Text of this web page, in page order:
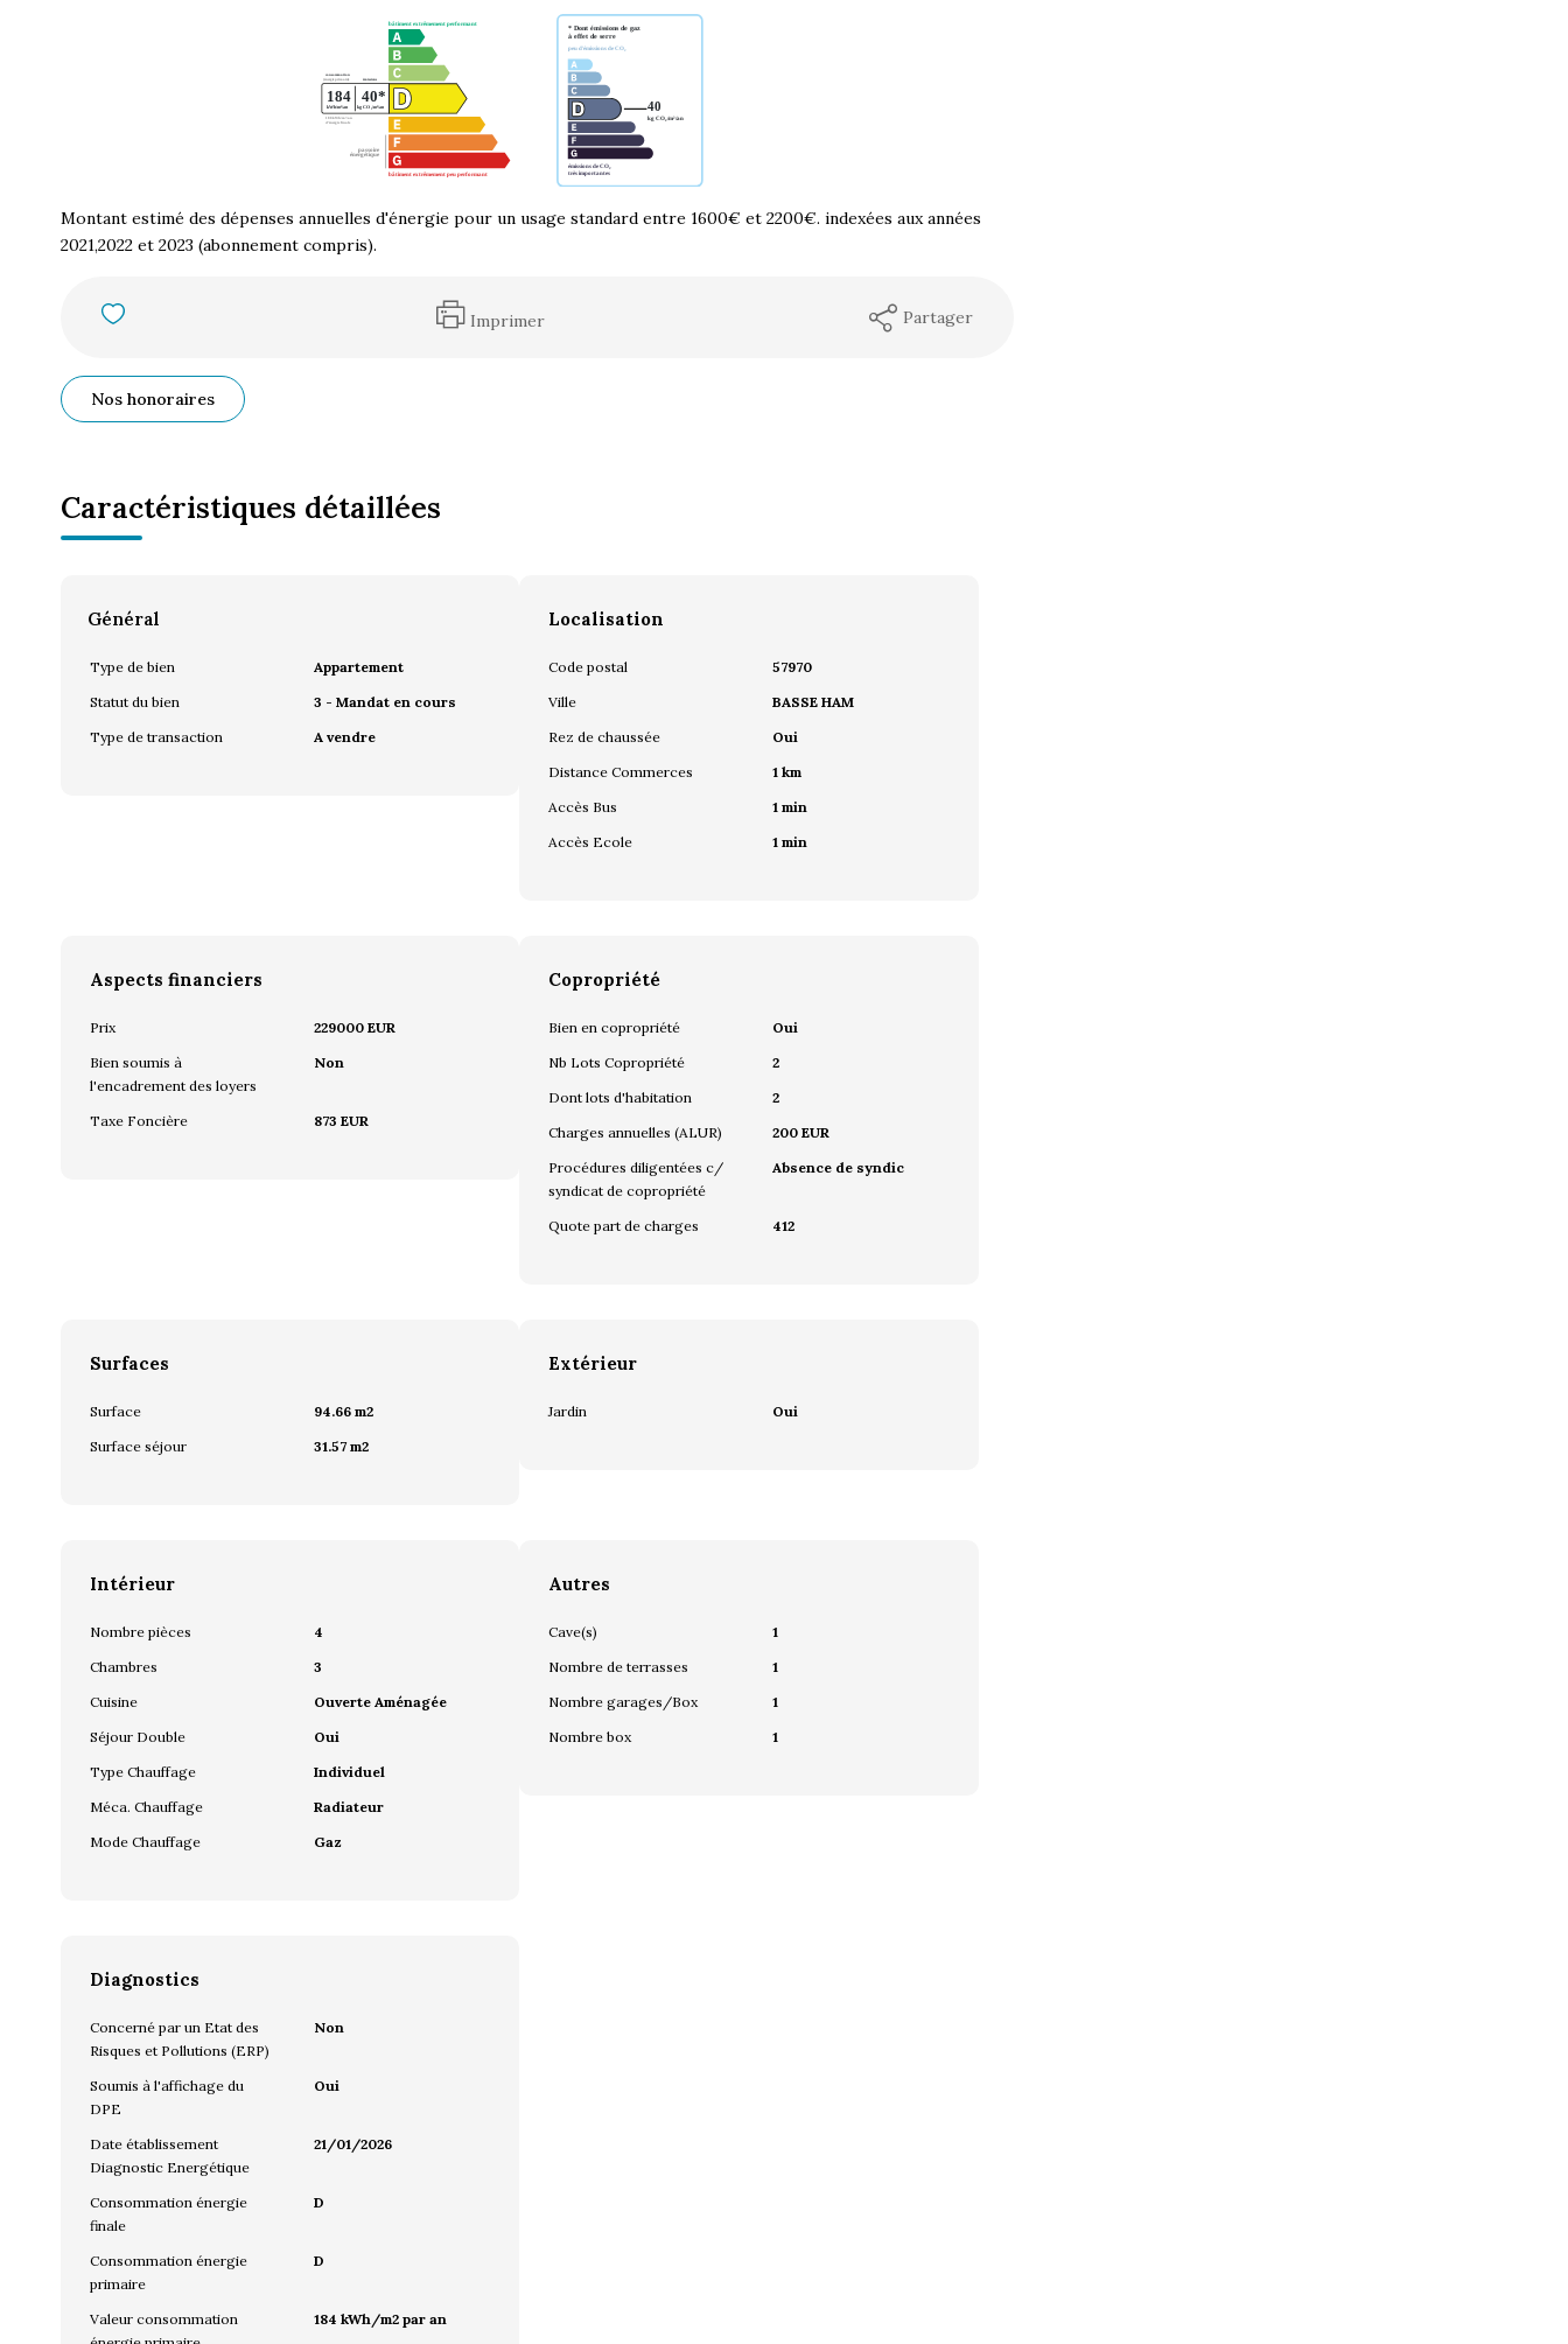
Montant estimé des dépenses annuelles d'énergie pour un usage standard entre 1600€ et 2200€. indexées aux années
2021,2022 et 2023 (abonnement compris).
Imprimer Partager
Nos honoraires
Caractéristiques détaillées
Général
Type de bien
Appartement
Statut du bien
3 - Mandat en cours
Type de transaction
A vendre
Localisation
Code postal
57970
Ville
BASSE HAM
Rez de chaussée
Oui
Distance Commerces
1 km
Accès Bus
1 min
Accès Ecole
1 min
Aspects financiers
Prix
229000 EUR
Bien soumis à
l'encadrement des loyers
Non
Taxe Foncière 873 EUR
Copropriété
Bien en copropriété
Oui
Nb Lots Copropriété
2
Dont lots d'habitation
2
Charges annuelles (ALUR)
200 EUR
Procédures diligentées c/
syndicat de copropriété
Absence de syndic
Quote part de charges 412
Surfaces
Surface
94.66 m2
Surface séjour
31.57 m2
Extérieur
Jardin Oui
Intérieur
Nombre pièces
4
Chambres
3
Cuisine
Ouverte Aménagée
Séjour Double
Oui
Type Chauffage
Individuel
Méca. Chauffage
Radiateur
Mode Chauffage
Gaz
Autres
Cave(s)
1
Nombre de terrasses
1
Nombre garages/Box
1
Nombre box
1
Diagnostics
Concerné par un Etat des
Risques et Pollutions (ERP)
Non
Soumis à l'affichage du
DPE
Oui
Date établissement
Diagnostic Energétique
21/01/2026
Consommation énergie
finale
D
Consommation énergie
primaire
D
Valeur consommation
184 kWh/m2 par an